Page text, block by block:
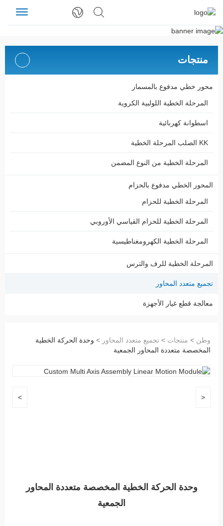
منتجات
محور خطي مدفوع بالمسمار
المرحلة الخطية اللولبية الكروية
اسطوانة كهربائية
KK الصلب المرحلة الخطية
المرحلة الخطية من النوع المضمن
المحور الخطي مدفوع بالحزام
المرحلة الخطية للحزام
المرحلة الخطية للحزام القياسي الأوروبي
المرحلة الخطية الكهرومغناطيسية
المرحلة الخطية للرف والترس
تجميع متعدد المحاور
معالجة قطع غيار الأجهزة
وطن > منتجات > تجميع متعدد المحاور > وحدة الحركة الخطية
المخصصة متعددة المحاور الجمعية
<
>
وحدة الحركة الخطية المخصصة متعددة المحاور
الجمعية